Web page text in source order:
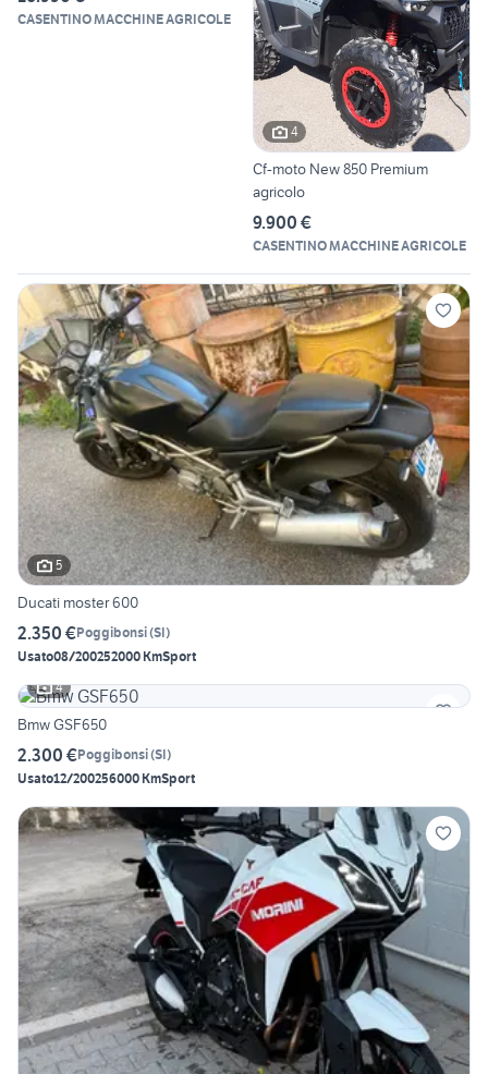
CASENTINO MACCHINE AGRICOLE
4
Cf-moto New 850 Premium
agricolo
9.900 €
CASENTINO MACCHINE AGRICOLE
5
Ducati moster 600
2.350 €Poggibonsi(SI)
Usato08/200252000 KmSport
4
Bmw GSF650
2.300 €Poggibonsi(SI)
Usato12/200256000 KmSport